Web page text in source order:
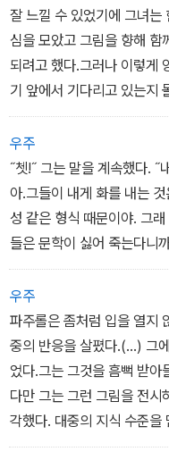
잘 느낄 수 있었기에 그녀는
심을 모았고 그림을 향해 함
되려고 했다.그러나 이렇게
기 앞에서 기다리고 있는지
하게 마음을 열고 연인보다
었다/355쪽
우주
˝쳇!˝ 그는 말을 계속했다.
아.그들이 내게 화를 내는
성 같은 형식 때문이야. 그
들은 문학이 싫어 죽는다니
우주
파주롤은 좀처럼 입을 열지
중의 반응을 살폈다.(...) 그
었다.그는 그것을 흠뻑 받
다만 그는 그런 그림을 전시
각했다. 대중의 지식 수준을
사와 발가벗은 여자를 도대